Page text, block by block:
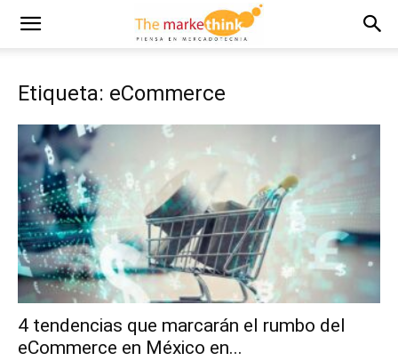
Etiqueta: eCommerce
4 tendencias que marcarán el rumbo del
eCommerce en México en...